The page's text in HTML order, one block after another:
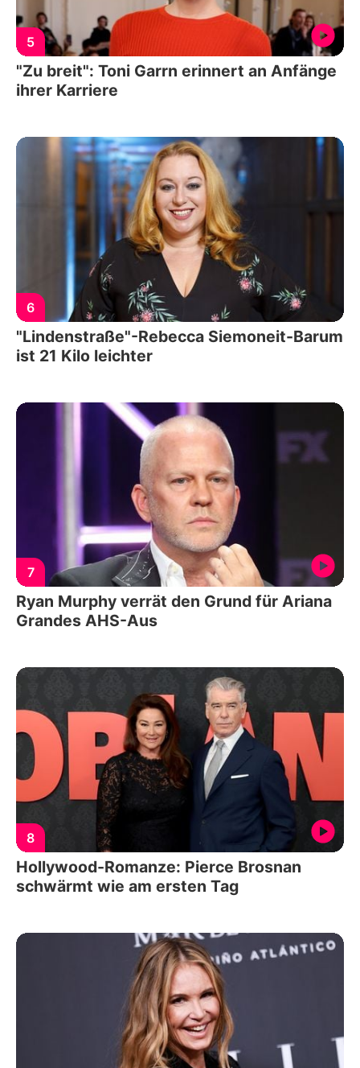
5
"Zu breit": Toni Garrn erinnert an Anfänge
ihrer Karriere
6
"Lindenstraße"-Rebecca Siemoneit-Barum
ist 21 Kilo leichter
7
Ryan Murphy verrät den Grund für Ariana
Grandes AHS-Aus
8
Hollywood-Romanze: Pierce Brosnan
schwärmt wie am ersten Tag